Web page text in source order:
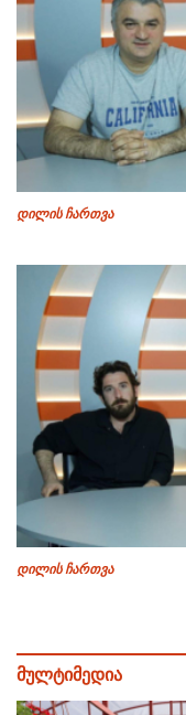
დილის ჩართვა
დილის ჩართვა
მულტიმედია